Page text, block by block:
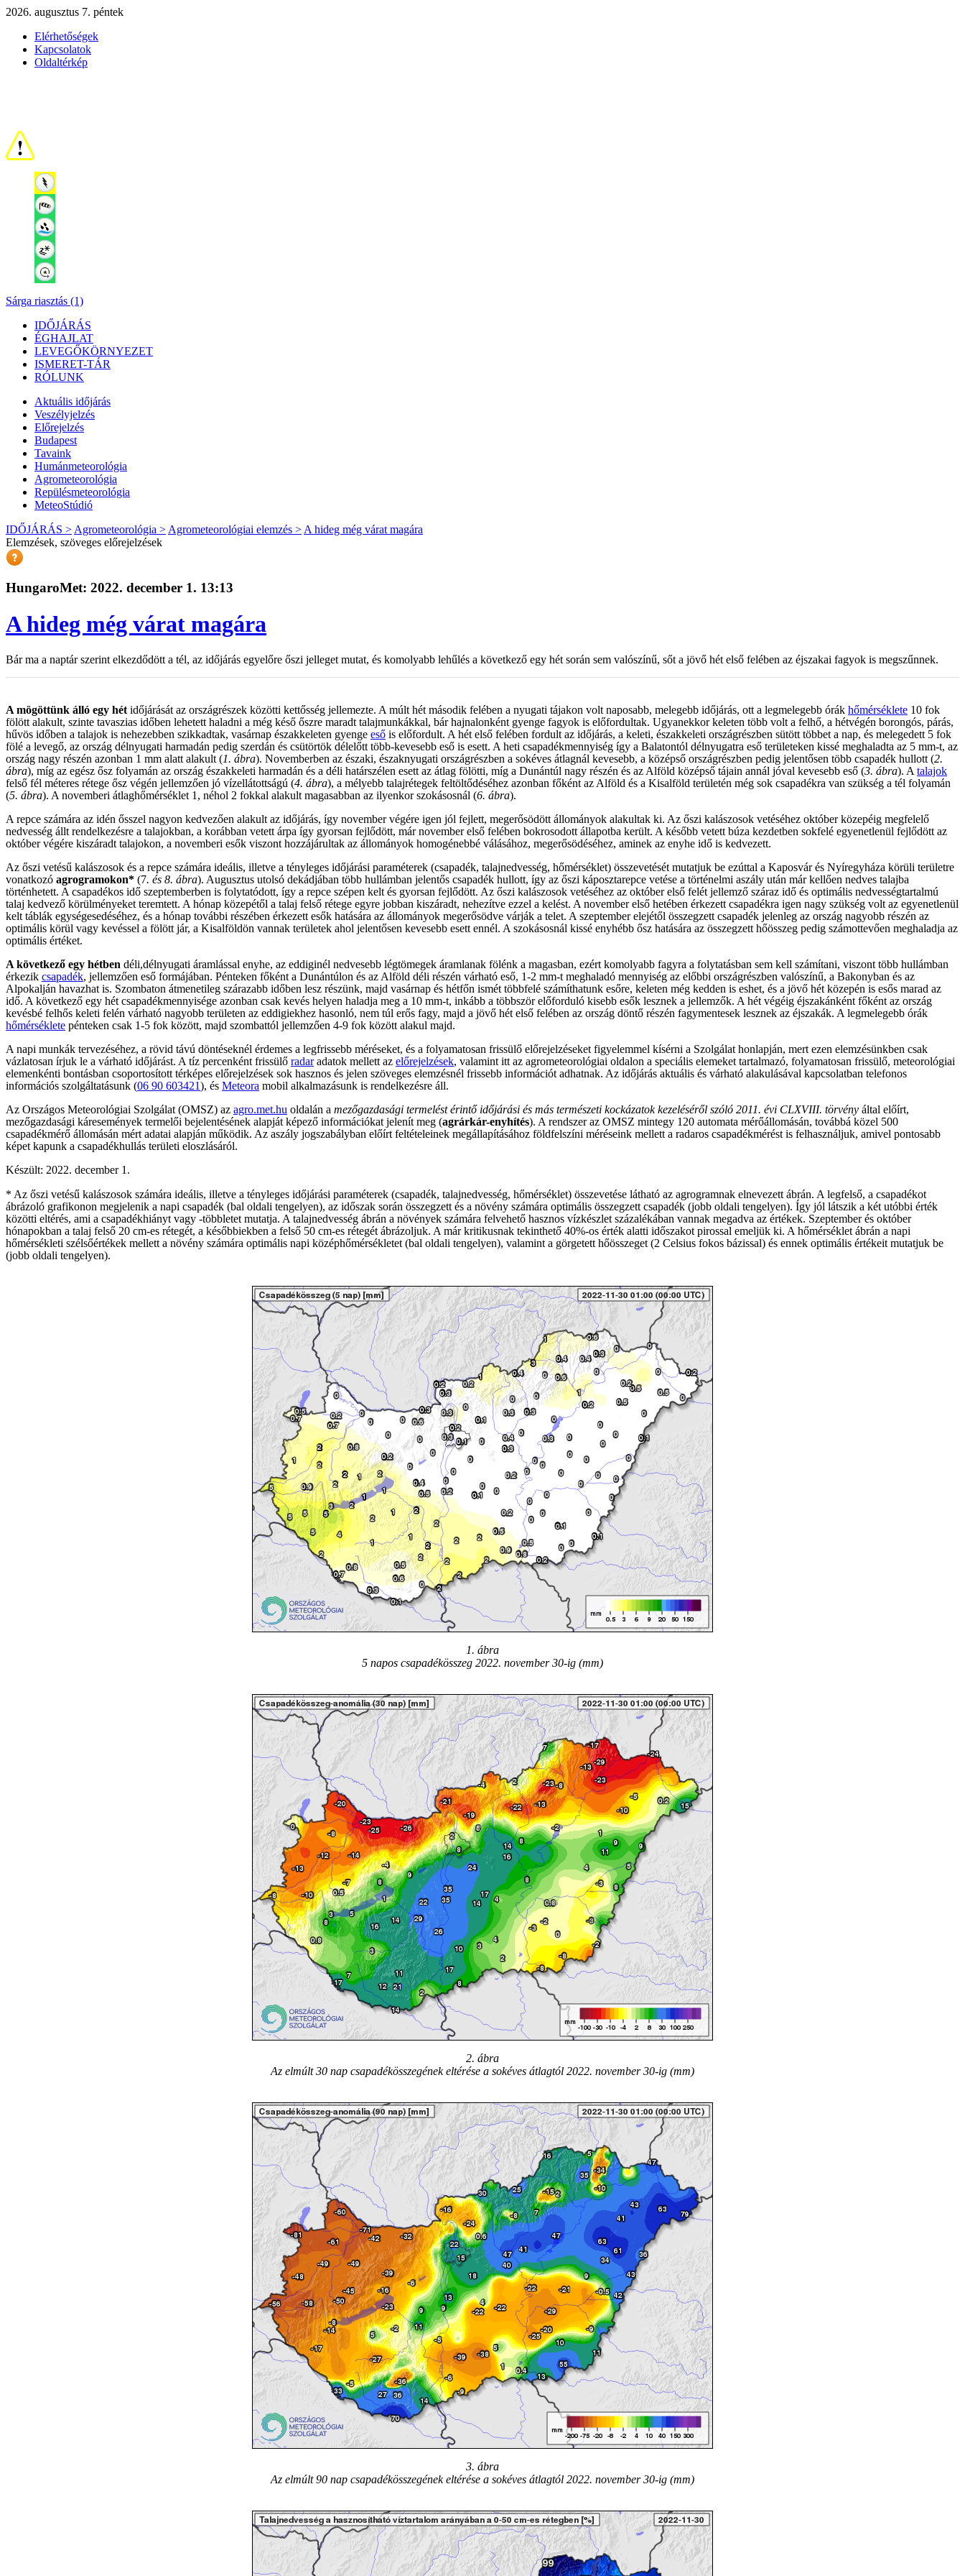
2026. augusztus 7. péntek
Elérhetőségek
Kapcsolatok
Oldaltérkép
Sárga riasztás (1)
IDŐJÁRÁS
ÉGHAJLAT
LEVEGŐKÖRNYEZET
ISMERET-TÁR
RÓLUNK
Aktuális időjárás
Veszélyjelzés
Előrejelzés
Budapest
Tavaink
Humánmeteorológia
Agrometeorológia
Repülésmeteorológia
MeteoStúdió
IDŐJÁRÁS > Agrometeorológia > Agrometeorológiai elemzés > A hideg még várat magára
Elemzések, szöveges előrejelzések
HungaroMet: 2022. december 1. 13:13
A hideg még várat magára
Bár ma a naptár szerint elkezdődött a tél, az időjárás egyelőre őszi jelleget mutat, és komolyabb lehűlés a következő egy hét során sem valószínű, sőt a jövő hét első felében az éjszakai fagyok is megszűnnek.
A mögöttünk álló egy hét időjárását az országrészek közötti kettősség jellemezte. A múlt hét második felében a nyugati tájakon volt naposabb, melegebb időjárás, ott a legmelegebb órák hőmérséklete 10 fok
fölött alakult, szinte tavaszias időben lehetett haladni a még késő őszre maradt talajmunkákkal, bár hajnalonként gyenge fagyok is előfordultak. Ugyanekkor keleten több volt a felhő, a hétvégén borongós, párás,
hűvös időben a talajok is nehezebben szikkadtak, vasárnap északkeleten gyenge eső is előfordult. A hét első felében fordult az időjárás, a keleti, északkeleti országrészben sütött többet a nap, és melegedett 5 fok
fölé a levegő, az ország délnyugati harmadán pedig szerdán és csütörtök délelőtt több-kevesebb eső is esett. A heti csapadékmennyiség így a Balatontól délnyugatra eső területeken kissé meghaladta az 5 mm-t, az
ország nagy részén azonban 1 mm alatt alakult (1. ábra). Novemberben az északi, északnyugati országrészben a sokéves átlagnál kevesebb, a középső országrészben pedig jelentősen több csapadék hullott (2.
ábra), míg az egész ősz folyamán az ország északkeleti harmadán és a déli határszélen esett az átlag fölötti, míg a Dunántúl nagy részén és az Alföld középső tájain annál jóval kevesebb eső (3. ábra). A talajok
felső fél méteres rétege ősz végén jellemzően jó vízellátottságú (4. ábra), a mélyebb talajrétegek feltöltődéséhez azonban főként az Alföld és a Kisalföld területén még sok csapadékra van szükség a tél folyamán
(5. ábra). A novemberi átlaghőmérséklet 1, néhol 2 fokkal alakult magasabban az ilyenkor szokásosnál (6. ábra).
A repce számára az idén ősszel nagyon kedvezően alakult az időjárás, így november végére igen jól fejlett, megerősödött állományok alakultak ki. Az őszi kalászosok vetéséhez október közepéig megfelelő
nedvesség állt rendelkezésre a talajokban, a korábban vetett árpa így gyorsan fejlődött, már november első felében bokrosodott állapotba került. A később vetett búza kezdetben sokfelé egyenetlenül fejlődött az
október végére kiszáradt talajokon, a novemberi esők viszont hozzájárultak az állományok homogénebbé válásához, megerősödéséhez, aminek az enyhe idő is kedvezett.
Az őszi vetésű kalászosok és a repce számára ideális, illetve a tényleges időjárási paraméterek (csapadék, talajnedvesség, hőmérséklet) összevetését mutatjuk be ezúttal a Kaposvár és Nyíregyháza körüli területre
vonatkozó agrogramokon* (7. és 8. ábra). Augusztus utolsó dekádjában több hullámban jelentős csapadék hullott, így az őszi káposztarepce vetése a történelmi aszály után már kellően nedves talajba
történhetett. A csapadékos idő szeptemberben is folytatódott, így a repce szépen kelt és gyorsan fejlődött. Az őszi kalászosok vetéséhez az október első felét jellemző száraz idő és optimális nedvességtartalmú
talaj kedvező körülményeket teremtett. A hónap közepétől a talaj felső rétege egyre jobban kiszáradt, nehezítve ezzel a kelést. A november első hetében érkezett csapadékra igen nagy szükség volt az egyenetlenül
kelt táblák egységesedéséhez, és a hónap további részében érkezett esők hatására az állományok megerősödve várják a telet. A szeptember elejétől összegzett csapadék jelenleg az ország nagyobb részén az
optimális körül vagy kevéssel a fölött jár, a Kisalföldön vannak területek ahol jelentősen kevesebb esett ennél. A szokásosnál kissé enyhébb ősz hatására az összegzett hőösszeg pedig számottevően meghaladja az
optimális értéket.
A következő egy hétben déli,délnyugati áramlással enyhe, az eddiginél nedvesebb légtömegek áramlanak fölénk a magasban, ezért komolyabb fagyra a folytatásban sem kell számítani, viszont több hullámban
érkezik csapadék, jellemzően eső formájában. Pénteken főként a Dunántúlon és az Alföld déli részén várható eső, 1-2 mm-t meghaladó mennyiség az előbbi országrészben valószínű, a Bakonyban és az
Alpokalján havazhat is. Szombaton átmenetileg szárazabb időben lesz részünk, majd vasárnap és hétfőn ismét többfelé számíthatunk esőre, keleten még kedden is eshet, és a jövő hét közepén is esős marad az
idő. A következő egy hét csapadékmennyisége azonban csak kevés helyen haladja meg a 10 mm-t, inkább a többször előforduló kisebb esők lesznek a jellemzők. A hét végéig éjszakánként főként az ország
kevésbé felhős keleti felén várható nagyobb területen az eddigiekhez hasonló, nem túl erős fagy, majd a jövő hét első felében az ország döntő részén fagymentesek lesznek az éjszakák. A legmelegebb órák
hőmérséklete pénteken csak 1-5 fok között, majd szombattól jellemzően 4-9 fok között alakul majd.
A napi munkák tervezéséhez, a rövid távú döntéseknél érdemes a legfrissebb méréseket, és a folyamatosan frissülő előrejelzéseket figyelemmel kísérni a Szolgálat honlapján, mert ezen elemzésünkben csak
vázlatosan írjuk le a várható időjárást. A tíz percenként frissülő radaradatok mellett az előrejelzések, valamint itt az agrometeorológiai oldalon a speciális elemeket tartalmazó, folyamatosan frissülő, meteorológiai
elemenkénti bontásban csoportosított térképes előrejelzések sok hasznos és jelen szöveges elemzésnél frissebb információt adhatnak. Az időjárás aktuális és várható alakulásával kapcsolatban telefonos
információs szolgáltatásunk (06 90 603421), és Meteora mobil alkalmazásunk is rendelkezésre áll.
Az Országos Meteorológiai Szolgálat (OMSZ) az agro.met.hu oldalán a mezőgazdasági termelést érintő időjárási és más természeti kockázatok kezeléséről szóló 2011. évi CLXVIII. törvény által előírt,
mezőgazdasági káresemények termelői bejelentésének alapját képező információkat jelenít meg (agrárkár-enyhítés). A rendszer az OMSZ mintegy 120 automata mérőállomásán, továbbá közel 500
csapadékmérő állomásán mért adatai alapján működik. Az aszály jogszabályban előírt feltételeinek megállapításához földfelszíni méréseink mellett a radaros csapadékmérést is felhasználjuk, amivel pontosabb
képet kapunk a csapadékhullás területi eloszlásáról.
Készült: 2022. december 1.
* Az őszi vetésű kalászosok számára ideális, illetve a tényleges időjárási paraméterek (csapadék, talajnedvesség, hőmérséklet) összevetése látható az agrogramnak elnevezett ábrán. A legfelső, a csapadékot
ábrázoló grafikonon megjelenik a napi csapadék (bal oldali tengelyen), az időszak során összegzett és a növény számára optimális összegzett csapadék (jobb oldali tengelyen). Így jól látszik a két utóbbi érték
közötti eltérés, ami a csapadékhiányt vagy -többletet mutatja. A talajnedvesség ábrán a növények számára felvehető hasznos vízkészlet százalékában vannak megadva az értékek. Szeptember és október
hónapokban a talaj felső 20 cm-es rétegét, a későbbiekben a felső 50 cm-es rétegét ábrázoljuk. A már kritikusnak tekinthető 40%-os érték alatti időszakot pirossal emeljük ki. A hőmérséklet ábrán a napi
hőmérsékleti szélsőértékek mellett a növény számára optimális napi középhőmérsékletet (bal oldali tengelyen), valamint a görgetett hőösszeget (2 Celsius fokos bázissal) és ennek optimális értékeit mutatjuk be
(jobb oldali tengelyen).
1. ábra
5 napos csapadékösszeg 2022. november 30-ig (mm)
2. ábra
Az elmúlt 30 nap csapadékösszegének eltérése a sokéves átlagtól 2022. november 30-ig (mm)
3. ábra
Az elmúlt 90 nap csapadékösszegének eltérése a sokéves átlagtól 2022. november 30-ig (mm)